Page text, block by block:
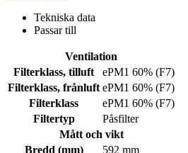
Tekniska data
Passar till
Ventilation
Filterklass, tilluft
ePM1 60% (F7)
Filterklass, frånluft ePM1 60% (F7)
Filterklass
ePM1 60% (F7)
Filtertyp
Påsfilter
Mått och vikt
Bredd (mm)
592 mm